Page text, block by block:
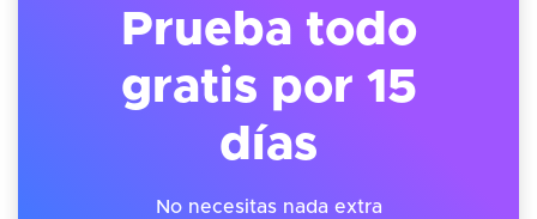
Prueba todo
gratis por 15
días
No necesitas nada extra